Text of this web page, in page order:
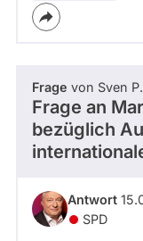
Frage von Sven
Frage an
bezüglich
Antwort
SPD